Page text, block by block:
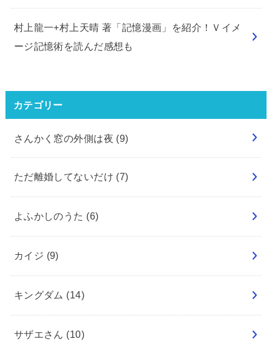
村上龍一+村上天晴 著「記憶漫画」を紹介！Ｖイメ
ージ記憶術を読んだ感想も
カテゴリー
さんかく窓の外側は夜 (9)
ただ離婚してないだけ (7)
よふかしのうた (6)
カイジ (9)
キングダム (14)
サザエさん (10)